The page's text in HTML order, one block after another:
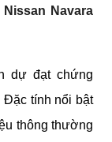
Navara
dự đạt chứng
Đặc tính nổi bật
thông thường